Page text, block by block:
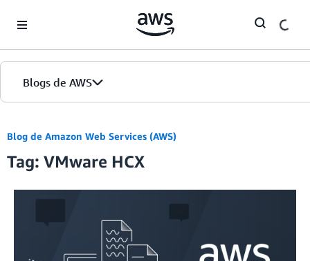
Blogs de AWS
Inicio
Ediciones
Blog de Amazon Web Services (AWS)
Tag: VMware HCX